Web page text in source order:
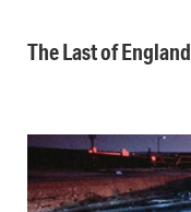
The Last of England